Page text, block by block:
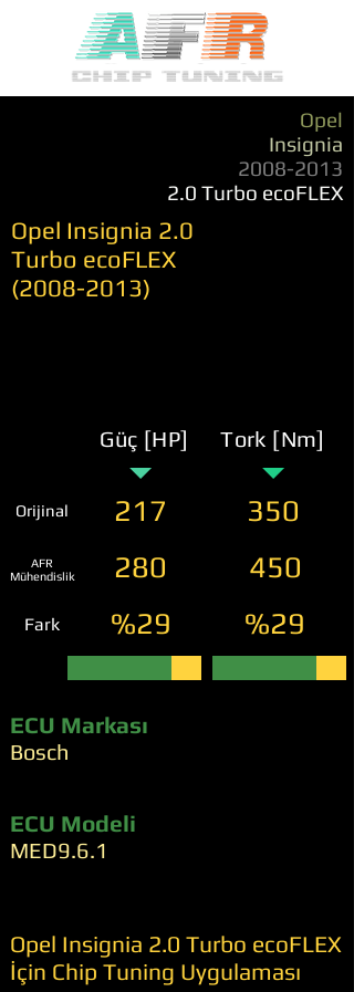
Opel
Insignia
2008-2013
2.0 Turbo ecoFLEX
Opel Insignia 2.0
Turbo ecoFLEX
(2008-2013)
Güç [HP] Tork [Nm]
Orijinal 217 350
AFR
Mühendislik
280 450
Fark %29 %29
ECU Markası
Bosch
ECU Modeli
MED9.6.1
Opel Insignia 2.0 Turbo ecoFLEX
İçin Chip Tuning Uygulaması